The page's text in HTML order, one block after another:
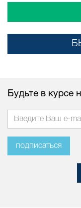
Будьте в курсе
подписаться